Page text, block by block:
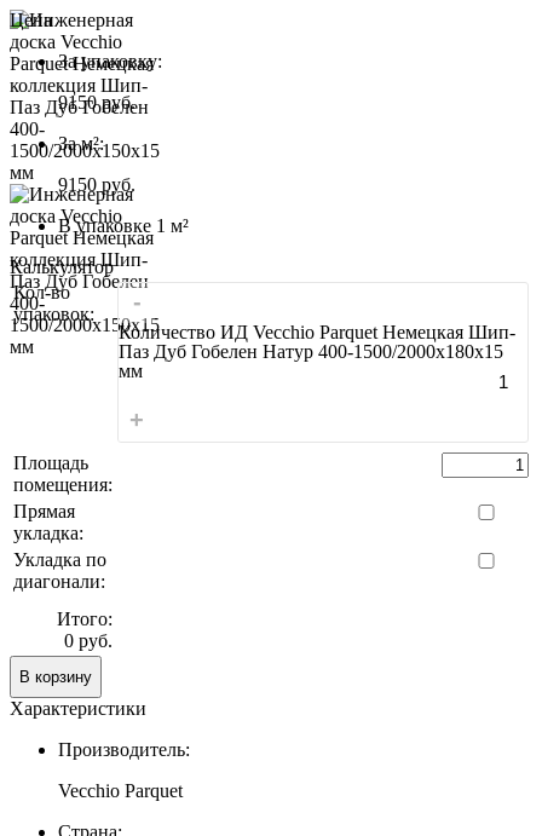
Цена
За упаковку:
9150руб.
За м²:
9150 руб.
В упаковке 1 м²
Калькулятор
Кол-во
упаковок:
-
Количество ИД Vecchio Parquet Немецкая Шип-
Паз Дуб Гобелен Натур 400-1500/2000x180x15
мм
+
Площадь
помещения:
Прямая
укладка:
Укладка по
диагонали:
Итого:
0 руб.
В корзину
Характеристики
Производитель:
Vecchio Parquet
Страна: